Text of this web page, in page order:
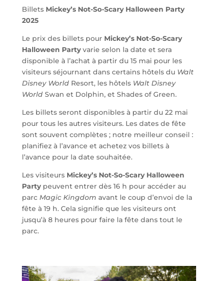
Billets Mickey’s Not-So-Scary Halloween Party
2025
Le prix des billets pour Mickey’s Not-So-Scary
Halloween Partyvarie selon la date et sera
disponible à l’achat à partir du 15 mai pour les
visiteurs séjournant dans certains hôtels du Walt
Disney WorldResort, les hôtels Walt Disney
WorldSwan et Dolphin, et Shades of Green.
Les billets seront disponibles à partir du 22 mai
pour tous les autres visiteurs. Les dates de fête
sont souvent complètes ; notre meilleur conseil :
planifiez à l’avance et achetez vos billets à
l’avance pour la date souhaitée.
Les visiteurs Mickey’s Not-So-Scary Halloween
Partypeuvent entrer dès 16 h pour accéder au
parc Magic Kingdom avant le coup d’envoi de la
fête à 19 h. Cela signifie que les visiteurs ont
jusqu’à 8 heures pour faire la fête dans tout le
parc.